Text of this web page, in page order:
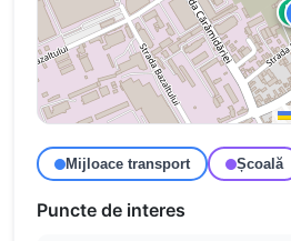
Mijloace transport Școală
Puncte de interes